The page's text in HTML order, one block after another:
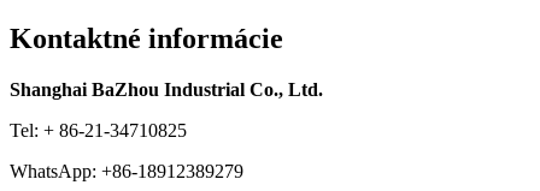
Kontaktné informácie
Shanghai BaZhou Industrial Co., Ltd.
Tel: + 86-21-34710825
WhatsApp: +86-18912389279